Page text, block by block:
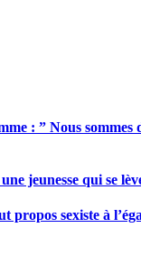
: ” Nous
jeunesse qui se
propos sexiste à